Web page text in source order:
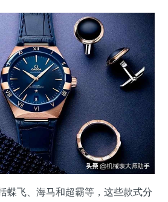
蝶飞、海马和超霸等，这些款式分